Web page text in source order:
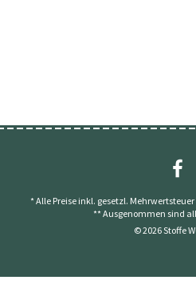
* Alle Preise inkl. gesetzl. Mehrwertsteuer
** Ausgenommen sind
© 2026 Stoffe